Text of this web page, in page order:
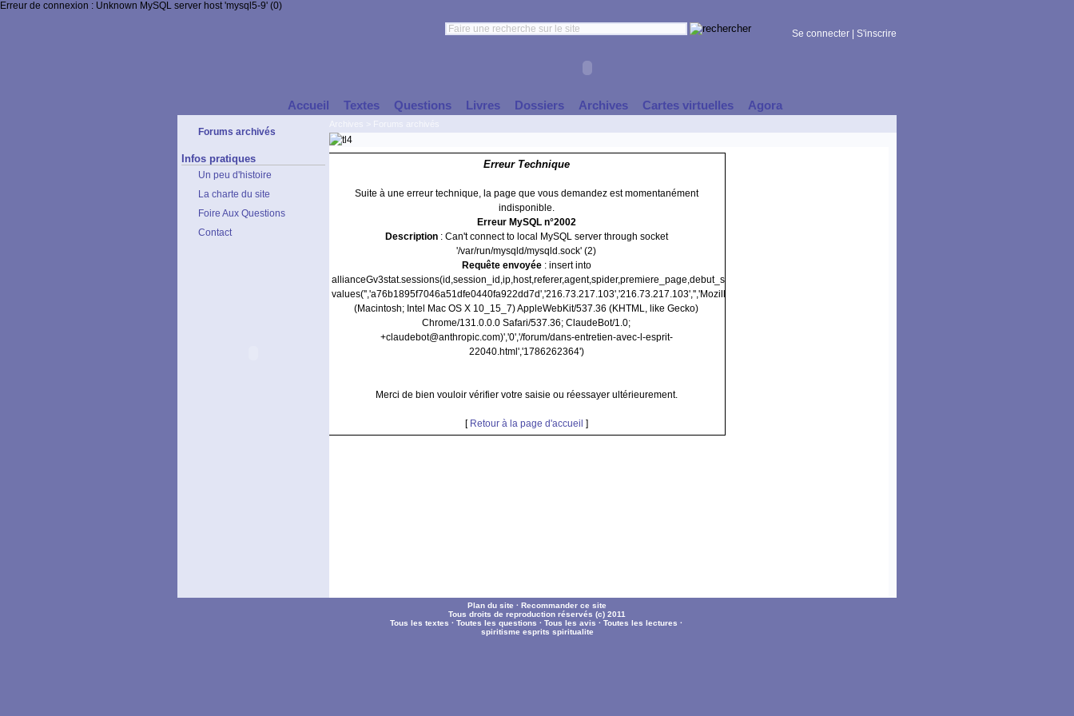
Erreur de connexion : Unknown MySQL server host 'mysql5-9' (0)
Se connecter S'inscrire
Accueil Textes Questions Livres Dossiers Archives Cartes virtuelles Agora
Forums archivés
Infos pratiques
Un peu d'histoire
La charte du site
Foire Aux Questions
Contact
Erreur Technique
Suite à une erreur technique, la page que vous demandez est momentanément
indisponible.
Erreur MySQL n°2002
Description: Can't connect to local MySQL server through socket
'/var/run/mysqld/mysqld.sock' (2)
Requête envoyée: insert into
allianceGv3stat.sessions(id,session_id,ip,host,referer,agent,spider,premiere_page,debut_session)
values('','a76b1895f7046a51dfe0440fa922dd7d','216.73.217.103','216.73.217.103','','Mozilla/5.0
(Macintosh; Intel Mac OS X 10_15_7) AppleWebKit/537.36 (KHTML, like Gecko)
Chrome/131.0.0.0 Safari/537.36; ClaudeBot/1.0;
+claudebot@anthropic.com)','0','/forum/dans-entretien-avec-l-esprit-
22040.html','1786262364')
Merci de bien vouloir vérifier votre saisie ou réessayer ultérieurement.
[ Retour à la page d'accueil ]
Plan du site · Recommander ce site
Tous droits de reproduction réservés (c) 2011
Tous les textes · Toutes les questions · Tous les avis · Toutes les lectures ·
spiritisme esprits spiritualite